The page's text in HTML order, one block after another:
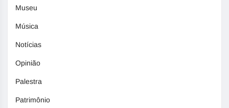
Museu
Música
Notícias
Opinião
Palestra
Patrimônio